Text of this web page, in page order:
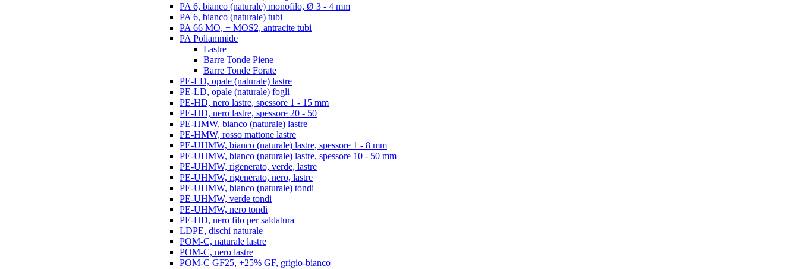
PA 6, bianco (naturale) monofilo, Ø 3 - 4 mm
PA 6, bianco (naturale) tubi
PA 66 MO, + MOS2, antracite tubi
PA Poliammide
Lastre
Barre Tonde Piene
Barre Tonde Forate
PE-LD, opale (naturale) lastre
PE-LD, opale (naturale) fogli
PE-HD, nero lastre, spessore 1 - 15 mm
PE-HD, nero lastre, spessore 20 - 50
PE-HMW, bianco (naturale) lastre
PE-HMW, rosso mattone lastre
PE-UHMW, bianco (naturale) lastre, spessore 1 - 8 mm
PE-UHMW, bianco (naturale) lastre, spessore 10 - 50 mm
PE-UHMW, rigenerato, verde, lastre
PE-UHMW, rigenerato, nero, lastre
PE-UHMW, bianco (naturale) tondi
PE-UHMW, verde tondi
PE-UHMW, nero tondi
PE-HD, nero filo per saldatura
LDPE, dischi naturale
POM-C, naturale lastre
POM-C, nero lastre
POM-C GF25, +25% GF, grigio-bianco